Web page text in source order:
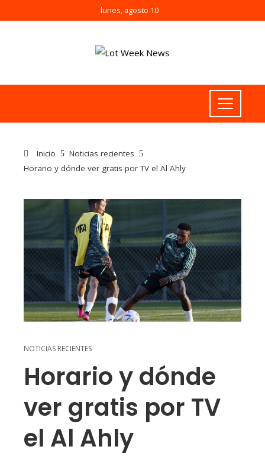
lunes, agosto 10
Inicio
Noticias recientes
Horario y dónde ver gratis por TV el Al Ahly
NOTICIAS RECIENTES
Horario y dónde
ver gratis por TV
el Al Ahly